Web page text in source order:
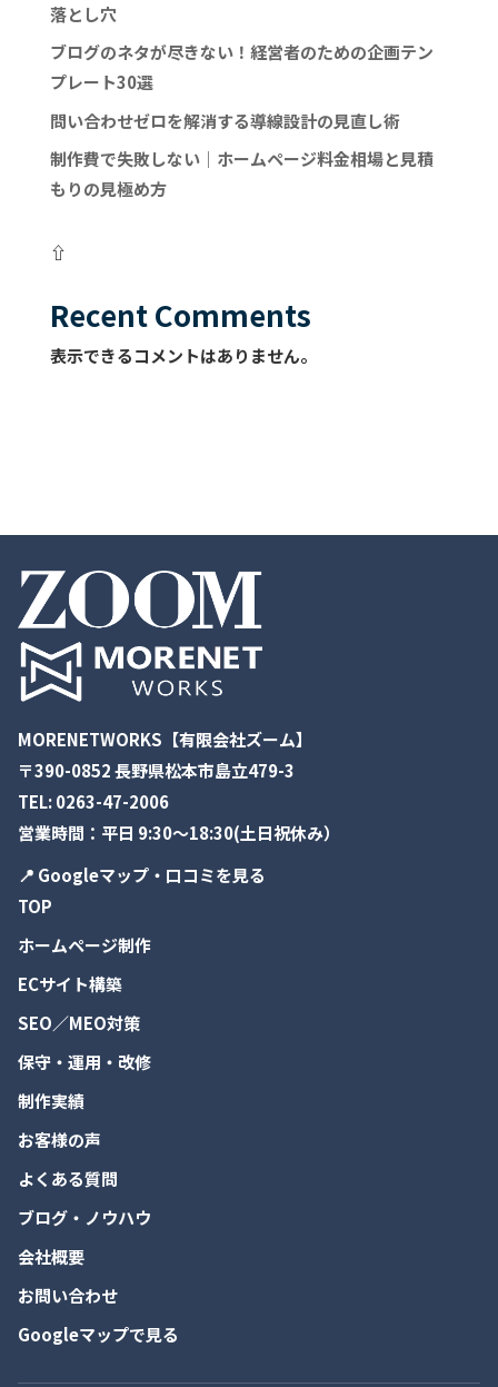
落とし穴
ブログのネタが尽きない！経営者のための企画テン
プレート30選
問い合わせゼロを解消する導線設計の見直し術
制作費で失敗しない｜ホームページ料金相場と見積
もりの見極め方
⇧
Recent Comments
表示できるコメントはありません。
MORENETWORKS【有限会社ズーム】
〒390-0852 長野県松本市島立479-3
TEL:0263-47-2006
営業時間：平日 9:30～18:30(土日祝休み）
📍 Googleマップ・口コミを見る
TOP
ホームページ制作
ECサイト構築
SEO／MEO対策
保守・運用・改修
制作実績
お客様の声
よくある質問
ブログ・ノウハウ
会社概要
お問い合わせ
Googleマップで見る